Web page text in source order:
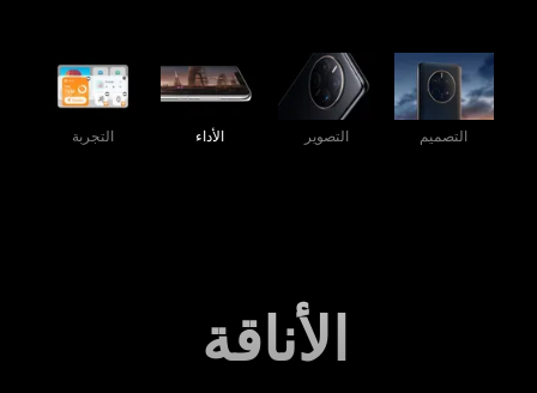
التصميم التصوير الأداء التجربة
الأناقة